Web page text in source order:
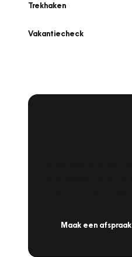
Trekhaken
Vakantiecheck
Maak een afspraak